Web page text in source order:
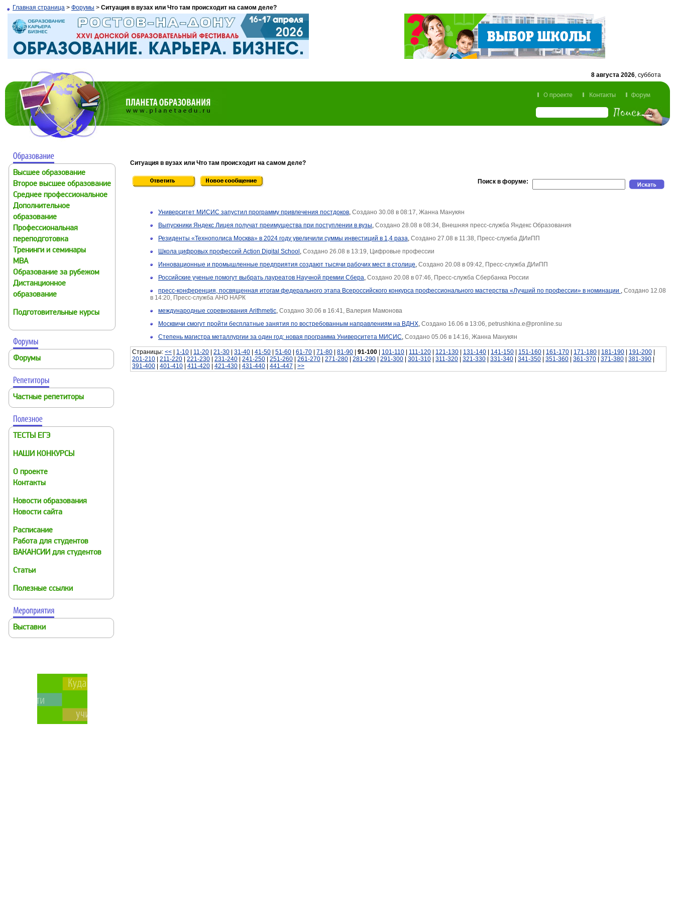
Главная страница > Форумы > Ситуация в вузах или Что там происходит на самом деле?
8 августа 2026, суббота
Высшее образование
Второе высшее образование
Среднее профессиональное
Дополнительное
образование
Профессиональная
переподготовка
Тренинги и семинары
MBA
Образование за рубежом
Дистанционное
образование
Подготовительные курсы
Форумы
Частные репетиторы
ТЕСТЫ ЕГЭ
НАШИ КОНКУРСЫ
О проекте
Контакты
Новости образования
Новости сайта
Расписание
Работа для студентов
ВАКАНСИИ для студентов
Статьи
Полезные ссылки
Выставки
Ситуация в вузах или Что там происходит на самом деле?
Поиск в форуме:
Университет МИСИС запустил программу привлечения постдоков, Создано 30.08 в 08:17, Жанна Манукян
Выпускники Яндекс Лицея получат преимущества при поступлении в вузы, Создано 28.08 в 08:34, Внешняя пресс-служба Яндекс Образования
Резиденты «Технополиса Москва» в 2024 году увеличили суммы инвестиций в 1,4 раза, Создано 27.08 в 11:38, Пресс-служба ДИиПП
Школа цифровых профессий Action Digital School , Создано 26.08 в 13:19, Цифровые профессии
Инновационные и промышленные предприятия создают тысячи рабочих мест в столице, Создано 20.08 в 09:42, Пресс-служба ДИиПП
Российские ученые помогут выбрать лауреатов Научной премии Сбера, Создано 20.08 в 07:46, Пресс-служба Сбербанка России
пресс-конференция, посвященная итогам федерального этапа Всероссийского конкурса профессионального мастерства «Лучший по профессии» в номинации , Создано 12.08
в 14:20, Пресс-служба АНО НАРК
международные соревнования Arithmetic, Создано 30.06 в 16:41, Валерия Мамонова
Москвичи смогут пройти бесплатные занятия по востребованным направлениям на ВДНХ, Создано 16.06 в 13:06, petrushkina.e@pronline.su
Степень магистра металлургии за один год: новая программа Университета МИСИС, Создано 05.06 в 14:16, Жанна Манукян
Страницы: << 1-10 11-20 21-30 31-40 41-50 51-60 61-70 71-80 81-90 91-100 101-110 111-120 121-130 131-140 141-150 151-160 161-170 171-180 181-190 191-200
201-210
211-220 221-230 231-240 241-250 251-260 261-270 271-280 281-290 291-300 301-310 311-320 321-330 331-340 341-350 351-360 361-370 371-380 381-390
391-400
401-410 411-420 421-430 431-440 441-447 >>